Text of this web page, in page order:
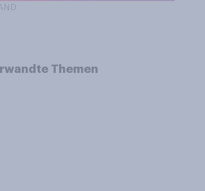
Themen